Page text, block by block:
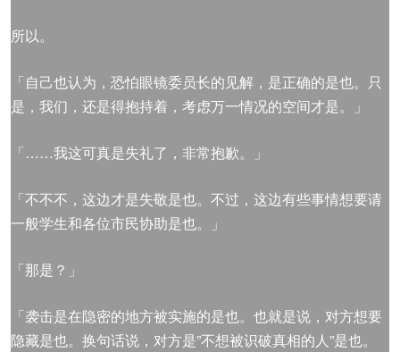
所以。
「自己也认为，恐怕眼镜委员长的见解，是正确的是也。只
是，我们，还是得抱持着，考虑万一情况的空间才是。」
「……我这可真是失礼了，非常抱歉。」
「不不不，这边才是失敬是也。不过，这边有些事情想要请
一般学生和各位市民协助是也。」
「那是？」
「袭击是在隐密的地方被实施的是也。也就是说，对方想要
隐藏是也。换句话说，对方是”不想被识破真相的人”是也。